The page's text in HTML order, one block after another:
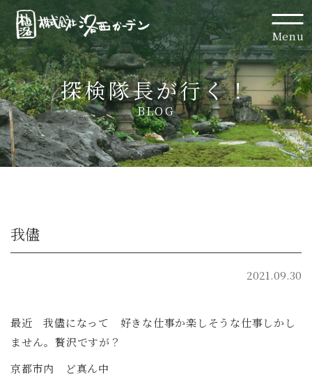
Menu
探検隊長が行く！
BLOG
我儘
2021.09.30
最近 我儘になって 好きな仕事か楽しそうな仕事しかし
ません。贅沢ですが？
京都市内 ど真ん中